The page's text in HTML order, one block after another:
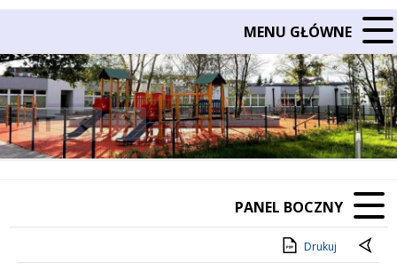
MENU GŁÓWNE
Poprzedni Element
Następny Element
❚❚
PANEL BOCZNY
Drukuj